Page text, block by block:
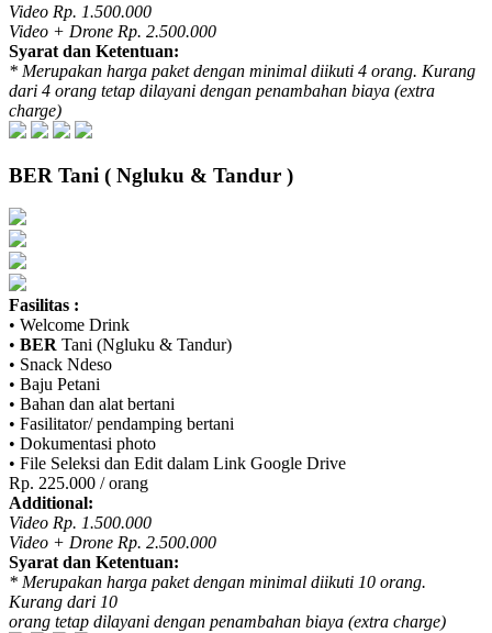
Video Rp. 1.500.000
Video + Drone Rp. 2.500.000
Syarat dan Ketentuan:
* Merupakan harga paket dengan minimal diikuti 4 orang. Kurang
dari 4 orang tetap dilayani dengan penambahan biaya (extra
charge)
BER Tani ( Ngluku & Tandur )
Fasilitas :
• Welcome Drink
• BER Tani (Ngluku & Tandur)
• Snack Ndeso
• Baju Petani
• Bahan dan alat bertani
• Fasilitator/ pendamping bertani
• Dokumentasi photo
• File Seleksi dan Edit dalam Link Google Drive
Rp. 225.000 / orang
Additional:
Video Rp. 1.500.000
Video + Drone Rp. 2.500.000
Syarat dan Ketentuan:
* Merupakan harga paket dengan minimal diikuti 10 orang.
Kurang dari 10
orang tetap dilayani dengan penambahan biaya (extra charge)